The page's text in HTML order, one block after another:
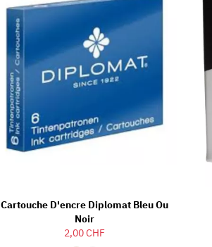
Cartouche D'encre Diplomat Bleu Ou
Noir
2,00 CHF